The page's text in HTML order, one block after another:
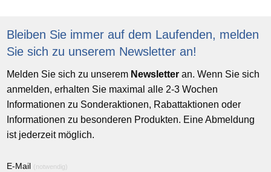
Bitte geben Sie zur Bestätigung den Text ein :
Bleiben Sie immer auf dem Laufenden, melden
Sie sich zu unserem Newsletter an!
Melden Sie sich zu unserem Newsletter an. Wenn Sie sich
anmelden, erhalten Sie maximal alle 2-3 Wochen
Informationen zu Sonderaktionen, Rabattaktionen oder
Informationen zu besonderen Produkten. Eine Abmeldung
ist jederzeit möglich.
E-Mail (notwendig)